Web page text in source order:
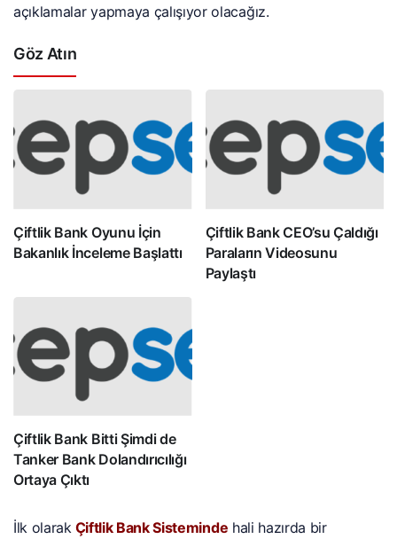
açıklamalar yapmaya çalışıyor olacağız.
Göz Atın
Çiftlik Bank Oyunu İçin
Bakanlık İnceleme Başlattı
Çiftlik Bank CEO’su Çaldığı
Paraların Videosunu
Paylaştı
Çiftlik Bank Bitti Şimdi de
Tanker Bank Dolandırıcılığı
Ortaya Çıktı
İlk olarak Çiftlik Bank Sisteminde hali hazırda bir